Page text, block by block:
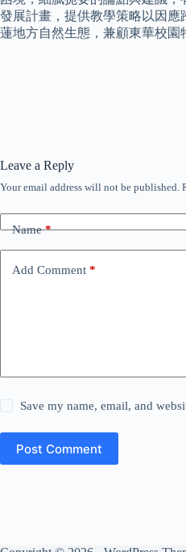
發展計畫，提供教學策略以因應
蓮地方自然生態，兼顧東華校園
Leave a Reply
Your email address will not be published.
Name*
Add Comment *
Save my name, email, and
Post Comment